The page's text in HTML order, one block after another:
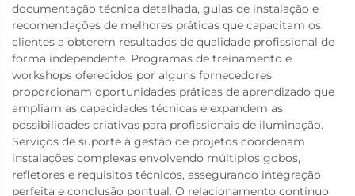
documentação técnica detalhada, guias de instalação e
recomendações de melhores práticas que capacitam os
clientes a obterem resultados de qualidade profissional de
forma independente. Programas de treinamento e
workshops oferecidos por alguns fornecedores
proporcionam oportunidades práticas de aprendizado que
ampliam as capacidades técnicas e expandem as
possibilidades criativas para profissionais de iluminação.
Serviços de suporte à gestão de projetos coordenam
instalações complexas envolvendo múltiplos gobos,
refletores e requisitos técnicos, assegurando integração
perfeita e conclusão pontual. O relacionamento contínuo